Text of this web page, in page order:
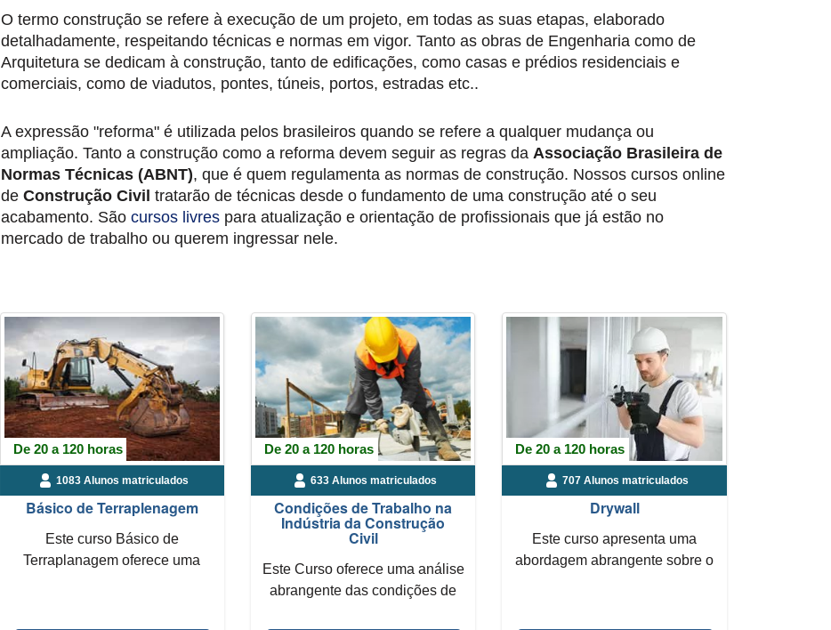
O termo construção se refere à execução de um projeto, em todas as suas etapas, elaborado
detalhadamente, respeitando técnicas e normas em vigor. Tanto as obras de Engenharia como de
Arquitetura se dedicam à construção, tanto de edificações, como casas e prédios residenciais e
comerciais, como de viadutos, pontes, túneis, portos, estradas etc..
A expressão "reforma" é utilizada pelos brasileiros quando se refere a qualquer mudança ou
ampliação. Tanto a construção como a reforma devem seguir as regras da Associação Brasileira de
Normas Técnicas (ABNT), que é quem regulamenta as normas de construção. Nossos cursos online
de Construção Civil tratarão de técnicas desde o fundamento de uma construção até o seu
acabamento. São cursos livrespara atualização e orientação de profissionais que já estão no
mercado de trabalho ou querem ingressar nele.
De 20 a 120 horas
1083 Alunos matriculados
Básico de Terraplenagem
Este curso Básico de
Terraplanagem oferece uma
De 20 a 120 horas
633 Alunos matriculados
Condições de Trabalho na
Indústria da Construção
Civil
Este Curso oferece uma análise
abrangente das condições de
De 20 a 120 horas
707 Alunos matriculados
Drywall
Este curso apresenta uma
abordagem abrangente sobre o